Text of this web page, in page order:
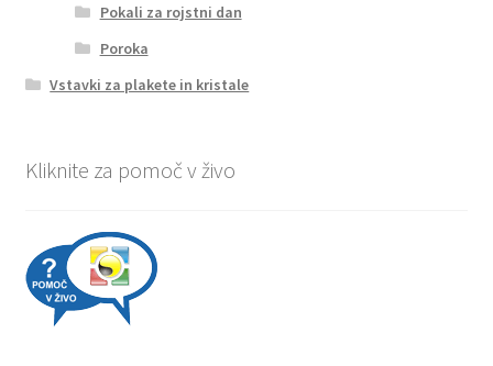
Pokali za rojstni dan
Poroka
Vstavki za plakete in kristale
Kliknite za pomoč v živo